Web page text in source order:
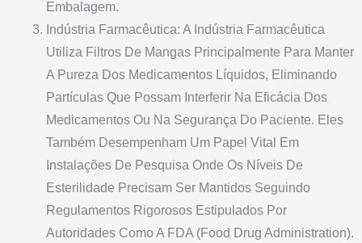
Embalagem.
Indústria Farmacêutica: A Indústria Farmacêutica
Utiliza Filtros De Mangas Principalmente Para Manter
A Pureza Dos Medicamentos Líquidos, Eliminando
Partículas Que Possam Interferir Na Eficácia Dos
Medicamentos Ou Na Segurança Do Paciente. Eles
Também Desempenham Um Papel Vital Em
Instalações De Pesquisa Onde Os Níveis De
Esterilidade Precisam Ser Mantidos Seguindo
Regulamentos Rigorosos Estipulados Por
Autoridades Como A FDA (Food Drug Administration).